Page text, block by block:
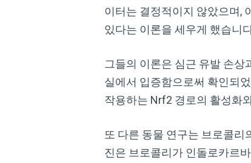
이터는 결정적이지 않았으며,
있다는 이론을 세우게 했습니
그들의 이론은 심근 유발 손
실에서 입증함으로써 확인되
작용하는 Nrf2 경로의 활성화
또 다른 동물 연구는 브로콜
진은 브로콜리가 인돌로카르